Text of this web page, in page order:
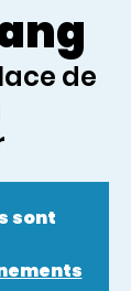
de
sont